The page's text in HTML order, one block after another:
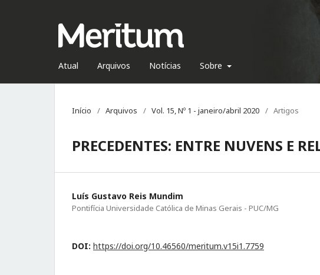
Atual Arquivos Notícias Sobre
Início / Arquivos / Vol. 15, Nº 1 - janeiro/abril 2020 / Artigos
PRECEDENTES: ENTRE NUVENS E
Luís Gustavo Reis Mundim
Pontifícia Universidade Católica de Minas Gerais - PUC/MG
DOI: https://doi.org/10.46560/meritum.v15i1.7759